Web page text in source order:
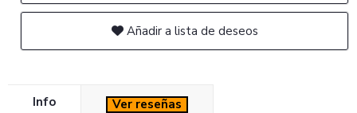
Añadir a lista de deseos
Info Ver reseñas